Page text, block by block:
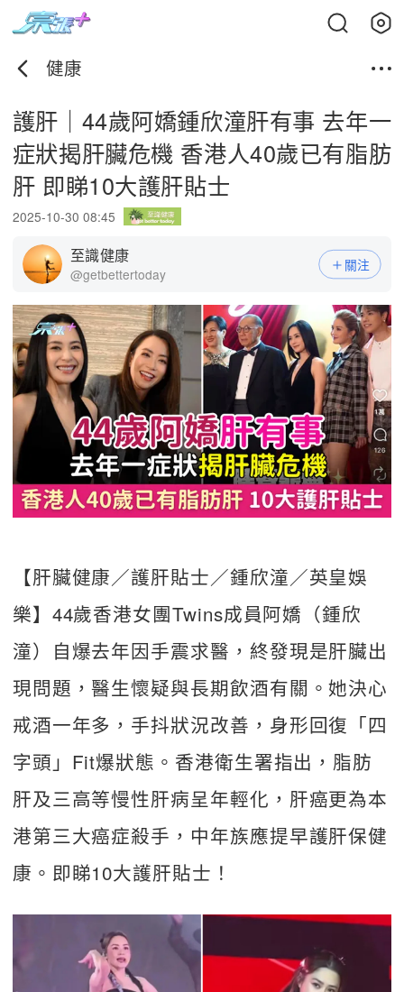
健康
護肝｜44歲阿嬌鍾欣潼肝有事 去年一
症狀揭肝臟危機 香港人40歲已有脂肪
肝 即睇10大護肝貼士
2025-10-30 08:45
至識健康
@getbettertoday
關注
【肝臟健康／護肝貼士／鍾欣潼／英皇娛
樂】44歲香港女團Twins成員阿嬌（鍾欣
潼）自爆去年因手震求醫，終發現是肝臟出
現問題，醫生懷疑與長期飲酒有關。她決心
戒酒一年多，手抖狀況改善，身形回復「四
字頭」Fit爆狀態。香港衛生署指出，脂肪
肝及三高等慢性肝病呈年輕化，肝癌更為本
港第三大癌症殺手，中年族應提早護肝保健
康。即睇10大護肝貼士！